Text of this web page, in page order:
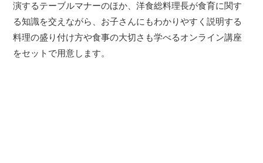
演するテーブルマナーのほか、洋食総料理長が食育に関す
る知識を交えながら、お子さんにもわかりやすく説明する
料理の盛り付け方や食事の大切さも学べるオンライン講座
をセットで用意します。